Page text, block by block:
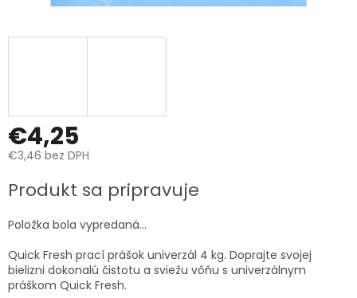
€4,25
€3,46 bez DPH
cena:
Produkt sa pripravuje
Položka bola vypredaná…
Quick Fresh prací prášok univerzál 4 kg. Doprajte svojej
bielizni dokonalú čistotu a sviežu vôňu s univerzálnym
práškom Quick Fresh.